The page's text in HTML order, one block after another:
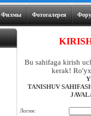
Филмы Фотогалерея
Bu sahifaga kirish
kerak!
TANISHUV
Логин: